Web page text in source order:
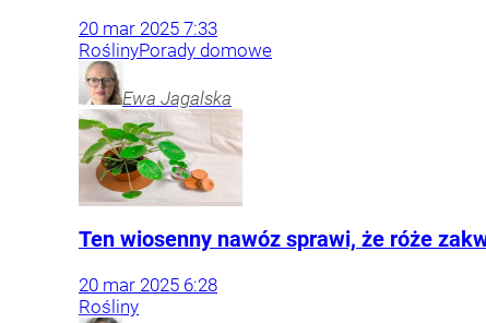
20 mar 2025 7:33
RoślinyPorady domowe
Ewa Jagalska
Ten wiosenny nawóz sprawi, że róże
20 mar 2025 6:28
Rośliny